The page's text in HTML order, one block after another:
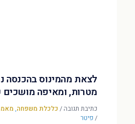
לצאת מהמינוס בהכנסה
מטרות, ומאיפה
כתיבת תגובה/ כלכלת משפחה,
/ פיטר